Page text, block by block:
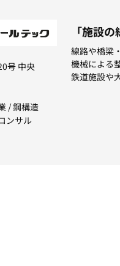
号 中央
/ 鋼構造
ンサル
「施設
線路や橋梁
機械による
鉄道施設や